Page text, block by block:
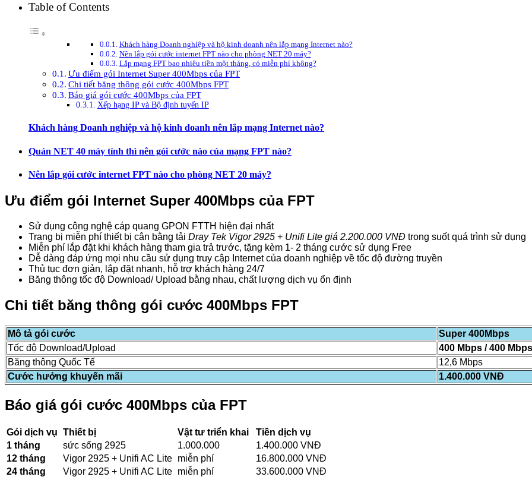
Table of Contents
Khách hàng Doanh nghiệp và hộ kinh doanh nên lắp mạng Internet nào?
Nên lắp gói cước internet FPT nào cho phòng NET 20 máy?
Lắp mạng FPT bao nhiêu tiền một tháng, có miễn phí không?
Ưu điểm gói Internet Super 400Mbps của FPT
Chi tiết băng thông gói cước 400Mbps FPT
Báo giá gói cước 400Mbps của FPT
Xếp hạng IP và Bộ định tuyến IP
Khách hàng Doanh nghiệp và hộ kinh doanh nên lắp mạng Internet nào?
Quán NET 40 máy tính thì nên gói cước nào của mạng FPT nào?
Nên lắp gói cước internet FPT nào cho phòng NET 20 máy?
Ưu điểm gói Internet Super 400Mbps của FPT
Sử dụng công nghệ cáp quang GPON FTTH hiện đại nhất
Trang bị miễn phí thiết bị cân bằng tải Dray Tek Vigor 2925 + Unifi Lite giá 2.200.000 VNĐ trong suốt quá trình sử dụng
Miễn phí lắp đặt khi khách hàng tham gia trả trước, tặng kèm 1- 2 tháng cước sử dụng Free
Dễ dàng đáp ứng mọi nhu cầu sử dụng truy cập Internet của doanh nghiệp về tốc độ đường truyền
Thủ tục đơn giản, lắp đặt nhanh, hỗ trợ khách hàng 24/7
Băng thông tốc độ Download/ Upload bằng nhau, chất lượng dịch vụ ổn định
Chi tiết băng thông gói cước 400Mbps FPT
Mô tả gói cước
Super 400Mbps
Tốc độ Download/Upload
400 Mbps / 400 Mbps
Băng thông Quốc Tế
12,6 Mbps
Cước hưởng khuyến mãi
1.400.000 VNĐ
Báo giá gói cước 400Mbps của FPT
Gói dịch vụ Thiết bị Vật tư triển khai
Tiền dịch vụ
1 tháng
sức sống 2925 1.000.000
1.400.000 VNĐ
12 tháng
Vigor 2925 + Unifi AC Lite miễn phí
16.800.000 VNĐ
24 tháng
Vigor 2925 + Unifi AC Lite miễn phí 33.600.000 VNĐ